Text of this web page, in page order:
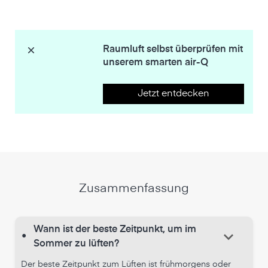
Raumluft selbst überprüfen mit
unserem smarten air-Q
Jetzt entdecken
Zusammenfassung
•
Wann ist der beste Zeitpunkt, um im
Sommer zu lüften?
keyboard_arrow_down
Der beste Zeitpunkt zum Lüften ist frühmorgens oder